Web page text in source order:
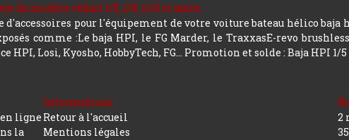
du modèle réduit 1/5, 1/8, 1/10 et autre.
d'accessoires pour l'équipement de votre voiture bateau hélico baja
comme :Le baja HPI, le FG Marder, le TraxxasE-revo
HPI, Losi, Kyosho, HobbyTech, FG... Promotion et solde : Baja HPI 1/5
ligne
la
Informations
Retour à l'accueil
Mentions légales
2